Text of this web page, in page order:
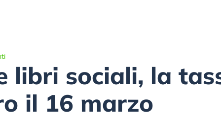
libri sociali, la
il 16 marzo